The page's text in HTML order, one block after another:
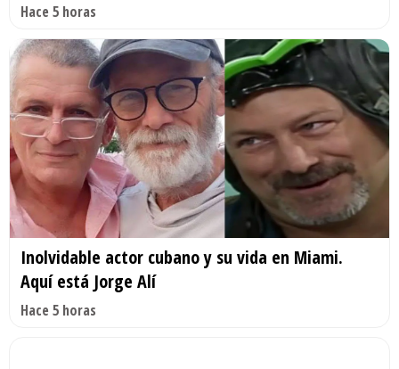
Hace 5 horas
Inolvidable actor cubano y su vida en Miami.
Aquí está Jorge Alí
Hace 5 horas